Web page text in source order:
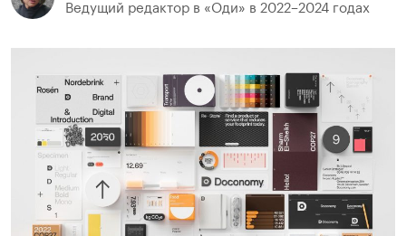
Ведущий редактор в «Оди» в 2022–2024 годах